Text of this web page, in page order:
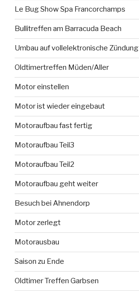
Le Bug Show Spa Francorchamps
Bullitreffen am Barracuda Beach
Umbau auf vollelektronische Zündung
Oldtimertreffen Müden/Aller
Motor einstellen
Motor ist wieder eingebaut
Motoraufbau fast fertig
Motoraufbau Teil3
Motoraufbau Teil2
Motoraufbau geht weiter
Besuch bei Ahnendorp
Motor zerlegt
Motorausbau
Saison zu Ende
Oldtimer Treffen Garbsen